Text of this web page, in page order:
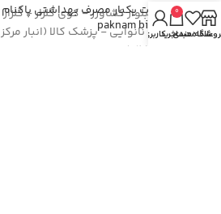
سوم) - روبروی نانوایی - پزشک کالا (انبار
شورت یکبار مصرف بهداشتی
paknam bibaft علاقه مندی
0
سبد خرید
حساب کاربری من